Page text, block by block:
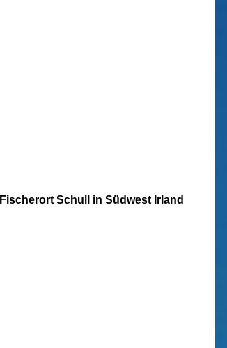
Schull in Südwest Irland